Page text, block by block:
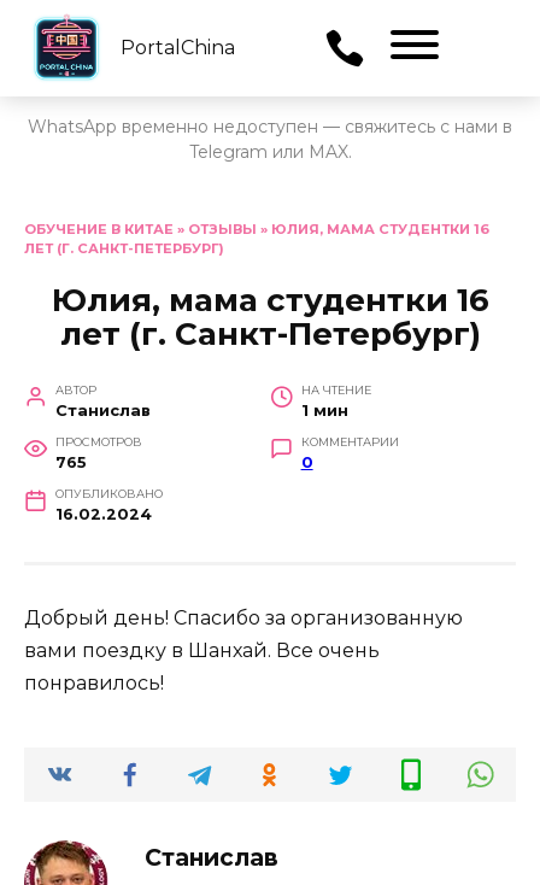
PortalChina
WhatsApp временно недоступен — свяжитесь с нами в
Telegram или MAX.
содержанию
ОБУЧЕНИЕ В КИТАЕ » ОТЗЫВЫ » ЮЛИЯ, МАМА СТУДЕНТКИ 16
ЛЕТ (Г. САНКТ-ПЕТЕРБУРГ)
Юлия, мама студентки 16
лет (г. Санкт-Петербург)
АВТОР
Станислав
НА ЧТЕНИЕ
1 мин
ПРОСМОТРОВ
765
КОММЕНТАРИИ
0
ОПУБЛИКОВАНО
16.02.2024
Добрый день! Спасибо за организованную
вами поездку в Шанхай. Все очень
понравилось!
Станислав